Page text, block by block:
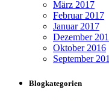
März 2017
Februar 2017
Januar 2017
Dezember
Oktober 2016
September
Blogkategorien